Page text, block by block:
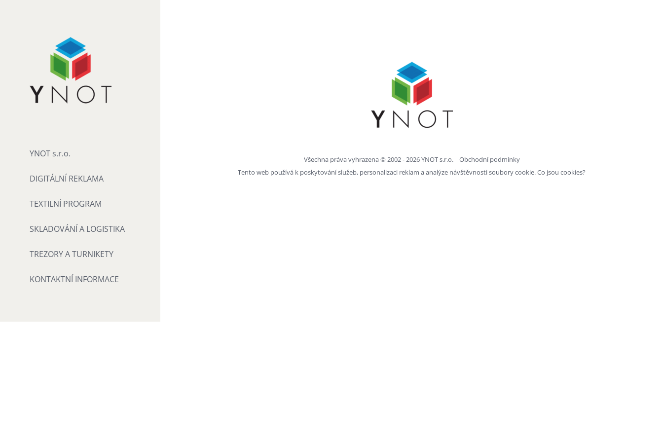
YNOT s.r.o.
DIGITÁLNÍ REKLAMA
TEXTILNÍ PROGRAM
SKLADOVÁNÍ A LOGISTIKA
TREZORY A TURNIKETY
KONTAKTNÍ INFORMACE
Všechna práva vyhrazena © 2002 -2026YNOT s.r.o.
Obchodní podmínky
Tento web používá k poskytování služeb, personalizaci reklam a analýze návštěvnosti soubory cookie.Co jsou cookies?